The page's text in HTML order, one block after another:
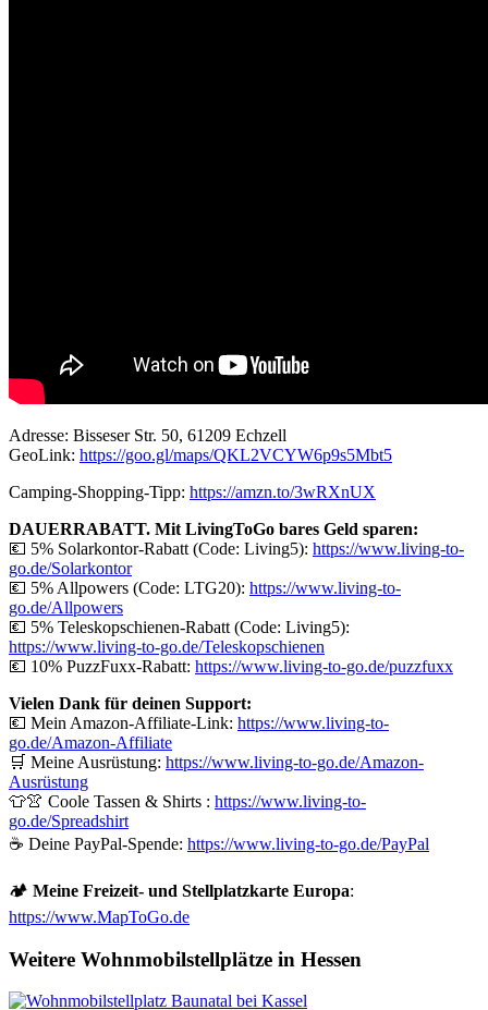
Adresse: Bisseser Str. 50, 61209 Echzell
GeoLink: https://goo.gl/maps/QKL2VCYW6p9s5Mbt5
Camping-Shopping-Tipp: https://amzn.to/3wRXnUX
DAUERRABATT. Mit LivingToGo bares Geld sparen:
💶 5% Solarkontor-Rabatt (Code: Living5): https://www.living-to-
go.de/Solarkontor
💶 5% Allpowers (Code: LTG20): https://www.living-to-
go.de/Allpowers
💶 5% Teleskopschienen-Rabatt (Code: Living5):
https://www.living-to-go.de/Teleskopschienen
💶 10% PuzzFuxx-Rabatt: https://www.living-to-go.de/puzzfuxx
Vielen Dank für deinen Support:
💶 Mein Amazon-Affiliate-Link: https://www.living-to-
go.de/Amazon-Affiliate
🛒 Meine Ausrüstung: https://www.living-to-go.de/Amazon-
Ausrüstung
👕👚 Coole Tassen & Shirts : https://www.living-to-
go.de/Spreadshirt
☕ Deine PayPal-Spende: https://www.living-to-go.de/PayPal
🏕️ Meine Freizeit- und Stellplatzkarte Europa:
https://www.MapToGo.de
Weitere Wohnmobilstellplätze in Hessen